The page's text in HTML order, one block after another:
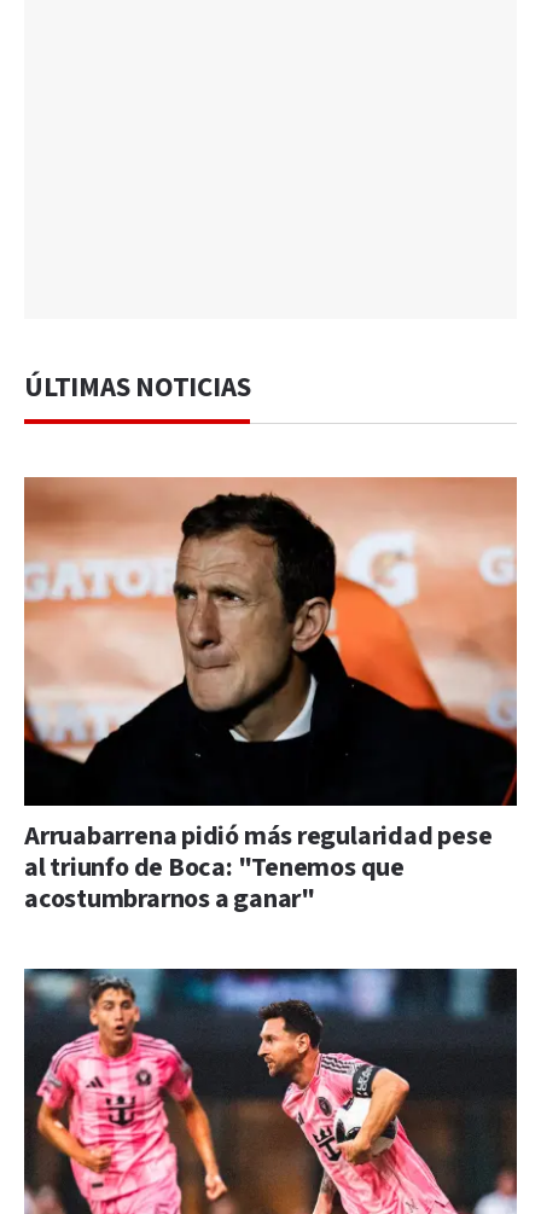
ÚLTIMAS NOTICIAS
Arruabarrena pidió más regularidad pese
al triunfo de Boca: "Tenemos que
acostumbrarnos a ganar"